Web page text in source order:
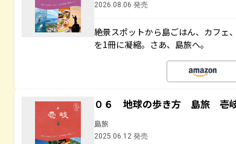
2026.08.06 発売
絶景スポットから島ごはん、カフェ
を1冊に凝縮。さあ、島旅へ。
０６ 地球の歩き方 島旅 壱
島旅
2025.06.12 発売